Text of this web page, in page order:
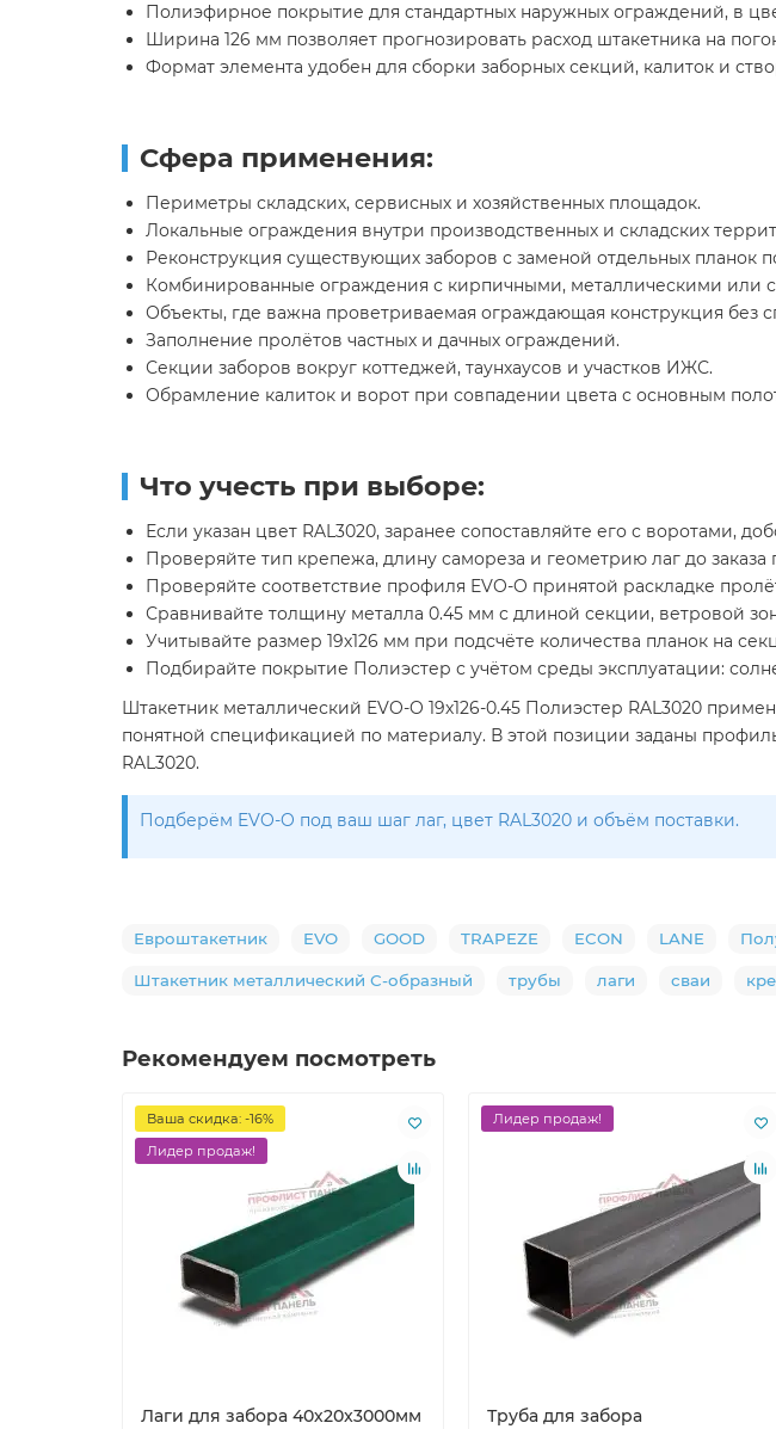
Полиэфирное покрытие для стандартных наружных ограждений, в
Ширина 126 мм позволяет прогнозировать расход штакетника на
Формат элемента удобен для сборки заборных секций, калиток и
Сфера применения:
Периметры складских, сервисных и хозяйственных площадок.
Локальные ограждения внутри производственных и складских
Реконструкция существующих заборов с заменой отдельных планок
Комбинированные ограждения с кирпичными, металлическими или
Объекты, где важна проветриваемая ограждающая конструкция без
Заполнение пролётов частных и дачных ограждений.
Секции заборов вокруг коттеджей, таунхаусов и участков ИЖС.
Обрамление калиток и ворот при совпадении цвета с основным
Что учесть при выборе:
Если указан цвет RAL3020, заранее сопоставляйте его с воротами,
Проверяйте тип крепежа, длину самореза и геометрию лаг до
Проверяйте соответствие профиля EVO-O принятой раскладке
Сравнивайте толщину металла 0.45 мм с длиной секции, ветровой
Учитывайте размер 19х126 мм при подсчёте количества планок на
Подбирайте покрытие Полиэстер с учётом среды эксплуатации:
Штакетник металлический EVO-O 19х126-0.45 Полиэстер RAL3020
понятной спецификацией по материалу. В этой позиции заданы
RAL3020.
Подберём EVO-O под ваш шаг лаг, цвет RAL3020 и объём поставки.
Евроштакетник EVO GOOD TRAPEZE ECON LANE
Штакетник металлический С-образный трубы лаги сваи
Рекомендуем посмотреть
Ваша скидка: -16%
Лидер продаж!
Лаги для забора 40х20x3000мм
Лидер продаж!
Труба для забора